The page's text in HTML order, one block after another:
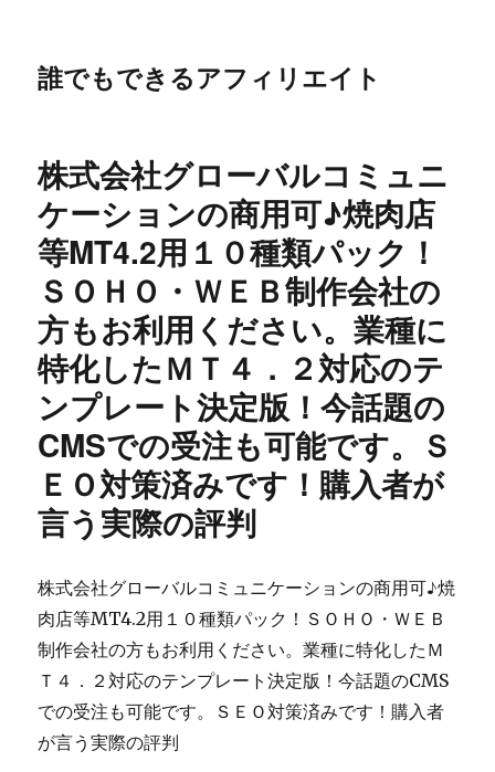
誰でもできるアフィリエイト
株式会社グローバルコミュニ
ケーションの商用可♪焼肉店
等MT4.2用１０種類パック！
ＳＯＨＯ・ＷＥＢ制作会社の
方もお利用ください。業種に
特化したＭＴ４．２対応のテ
ンプレート決定版！今話題の
CMSでの受注も可能です。Ｓ
ＥＯ対策済みです！購入者が
言う実際の評判
株式会社グローバルコミュニケーションの商用可♪焼
肉店等MT4.2用１０種類パック！ＳＯＨＯ・ＷＥＢ
制作会社の方もお利用ください。業種に特化したＭ
Ｔ４．２対応のテンプレート決定版！今話題のCMS
での受注も可能です。ＳＥＯ対策済みです！購入者
が言う実際の評判